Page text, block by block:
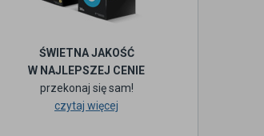
ŚWIETNA JAKOŚĆ
W NAJLEPSZEJ CENIE
przekonaj się sam!
czytaj więcej